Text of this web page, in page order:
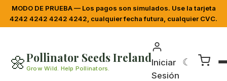
MODO DE PRUEBA — Los pagos son simulados. Use la tarjeta
4242 4242 4242 4242, cualquier fecha futura, cualquier CVC.
🌼Pollinator Seeds Ireland
Grow Wild. Help Pollinators.
Iniciar
Sesión
☾